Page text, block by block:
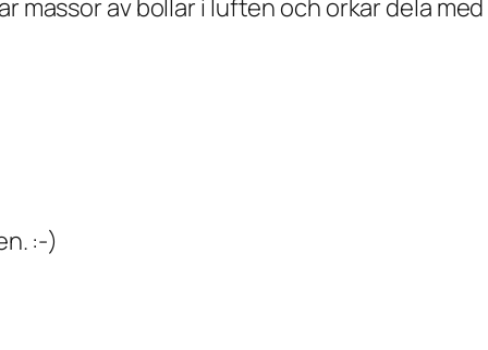
massor av bollar i luften och orkar dela
:-)